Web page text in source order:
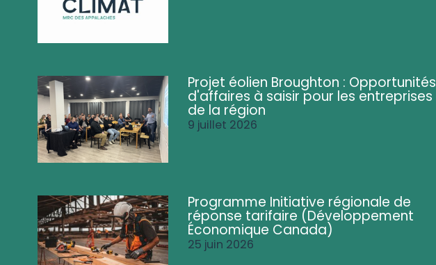
Projet éolien Broughton : Opportunités
d'affaires à saisir pour les entreprises
de la région
9 juillet 2026
Programme Initiative régionale de
réponse tarifaire (Développement
Économique Canada)
25 juin 2026